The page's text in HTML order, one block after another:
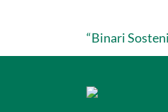
“Binari